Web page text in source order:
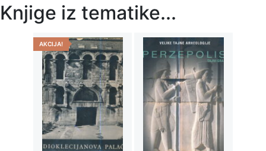
Knjige iz tematike...
AKCIJA!